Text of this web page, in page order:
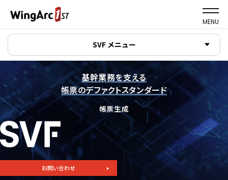
MENU
SVF メニュー
基幹業務を支える
帳票のデファクトスタンダード
帳票生成
お問い合わせ